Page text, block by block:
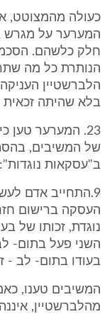
כעולה מהמצוטט,
חלק כלשהם.
הנותרת כל מה
הלברשטיין
בלא שהיתה זכאית
23. המערער טען
ב"עסקאות נוגדות":
9.התחייב אדם
העסקה ברישום
נוגדת, זכותו של
השני פעל בתום-
בעודו בתום- לב -
המשיבים טענו,
מהלברשטיין,